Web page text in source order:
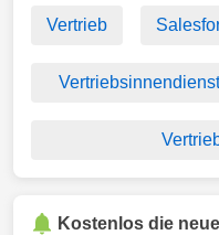
Vertrieb
Vertriebsinnendienst
Kostenlos die